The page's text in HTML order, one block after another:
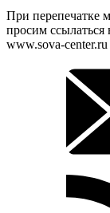
При перепечатке
просим
www.sova-center.ru